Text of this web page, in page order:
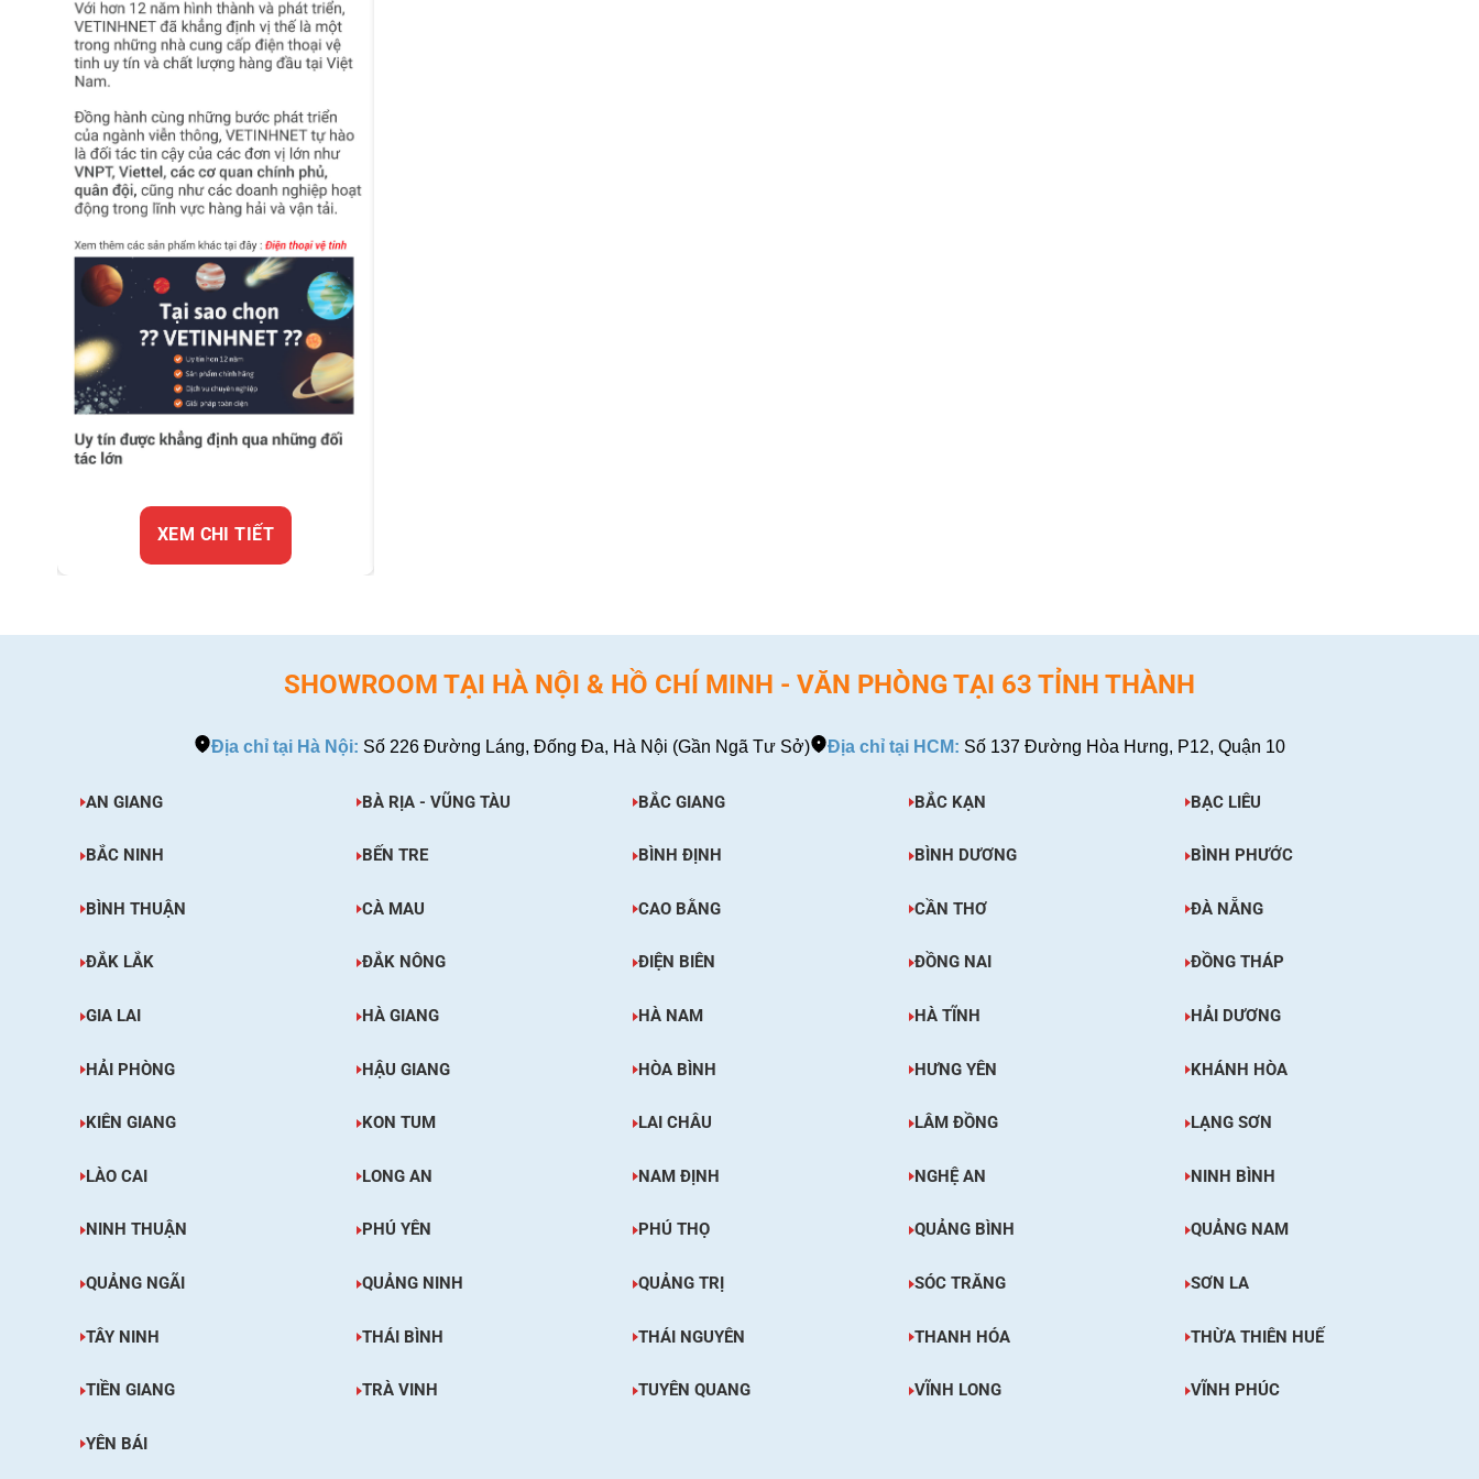
XEM CHI TIẾT
SHOWROOM TẠI HÀ NỘI & HỒ CHÍ MINH - VĂN PHÒNG TẠI 63 TỈNH THÀNH
Địa chỉ tại Hà Nội: Số 226 Đường Láng, Đống Đa, Hà Nội (Gần Ngã Tư Sở) Địa chỉ tại HCM: Số 137 Đường Hòa Hưng, P12, Quận 10
AN GIANG BÀ RỊA - VŨNG TÀU BẮC GIANG BẮC KẠN BẠC LIÊU
BẮC NINH BẾN TRE BÌNH ĐỊNH BÌNH DƯƠNG BÌNH PHƯỚC
BÌNH THUẬN CÀ MAU CAO BẰNG CẦN THƠ ĐÀ NẴNG
ĐẮK LẮK ĐẮK NÔNG ĐIỆN BIÊN ĐỒNG NAI ĐỒNG THÁP
GIA LAI HÀ GIANG HÀ NAM HÀ TĨNH HẢI DƯƠNG
HẢI PHÒNG HẬU GIANG HÒA BÌNH HƯNG YÊN KHÁNH HÒA
KIÊN GIANG KON TUM LAI CHÂU LÂM ĐỒNG LẠNG SƠN
LÀO CAI LONG AN NAM ĐỊNH NGHỆ AN NINH BÌNH
NINH THUẬN PHÚ YÊN PHÚ THỌ QUẢNG BÌNH QUẢNG NAM
QUẢNG NGÃI QUẢNG NINH QUẢNG TRỊ SÓC TRĂNG SƠN LA
TÂY NINH THÁI BÌNH THÁI NGUYÊN THANH HÓA THỪA THIÊN HUẾ
TIỀN GIANG TRÀ VINH TUYÊN QUANG VĨNH LONG VĨNH PHÚC
YÊN BÁI